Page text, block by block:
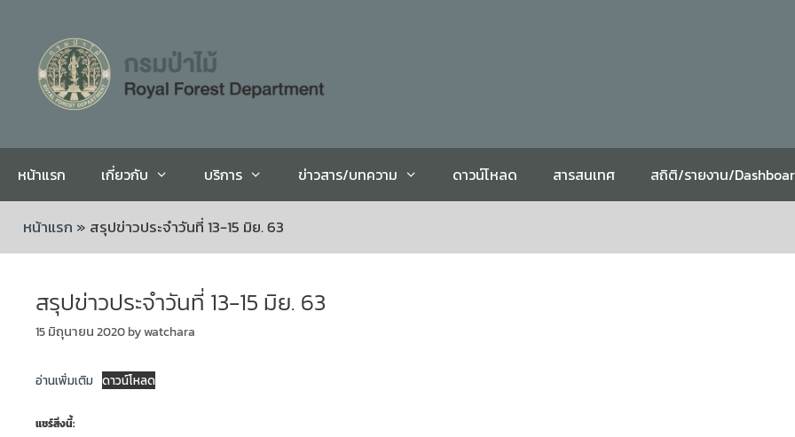
หน้าแรก เกี่ยวกับ บริการ ข่าวสาร/บทความ ดาวน์โหลด สารสนเทศ สถิติ/รายงาน/
หน้าแรก » สรุปข่าวประจำวันที่ 13-15 มิย. 63
สรุปข่าวประจำวันที่ 13-15 มิย. 63
15 มิถุนายน 2020bywatchara
อ่านเพิ่มเติม ดาวน์โหลด
แชร์สิ่งนี้: